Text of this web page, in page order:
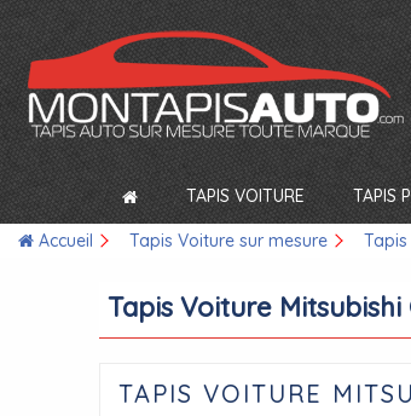
TAPIS VOITURE TAPIS
Accueil Tapis Voiture sur mesure Tapis
Tapis Voiture Mitsubishi
TAPIS VOITURE